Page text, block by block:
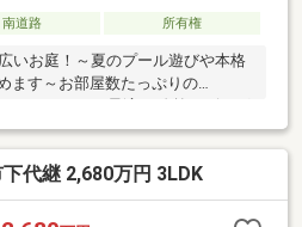
南道路 所有権
いお庭！～夏のプール遊びや本格
ます～お部屋数たっぷりの
ァミリーにも最適 ！吹抜リビング
は、上部が吹抜＆勾配天井になっ
生活利便性が高い住環境スーパー
で徒歩わずか3分！JR五日市線
駅までも十分徒歩圏内です。～お
地建物取引士」、「住宅ローンア
代継 2,680万円 3LDK